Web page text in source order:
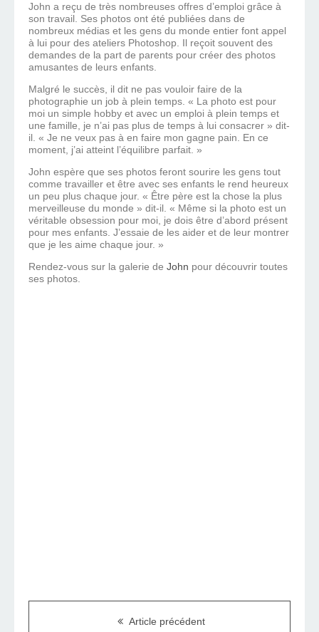
John a reçu de très nombreuses offres d’emploi grâce à
son travail. Ses photos ont été publiées dans de
nombreux médias et les gens du monde entier font appel
à lui pour des ateliers Photoshop. Il reçoit souvent des
demandes de la part de parents pour créer des photos
amusantes de leurs enfants.
Malgré le succès, il dit ne pas vouloir faire de la
photographie un job à plein temps. « La photo est pour
moi un simple hobby et avec un emploi à plein temps et
une famille, je n’ai pas plus de temps à lui consacrer » dit-
il. « Je ne veux pas à en faire mon gagne pain. En ce
moment, j’ai atteint l’équilibre parfait. »
John espère que ses photos feront sourire les gens tout
comme travailler et être avec ses enfants le rend heureux
un peu plus chaque jour. « Être père est la chose la plus
merveilleuse du monde » dit-il. « Même si la photo est un
véritable obsession pour moi, je dois être d’abord présent
pour mes enfants. J’essaie de les aider et de leur montrer
que je les aime chaque jour. »
Rendez-vous sur la galerie de John pour découvrir toutes
ses photos.
Article précédent